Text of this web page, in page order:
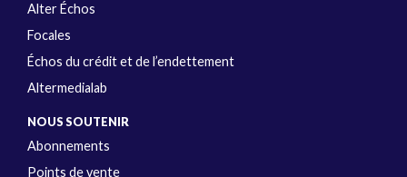
Alter Échos
Focales
Échos du crédit et de l’endettement
Altermedialab
NOUS SOUTENIR
Abonnements
Points de vente